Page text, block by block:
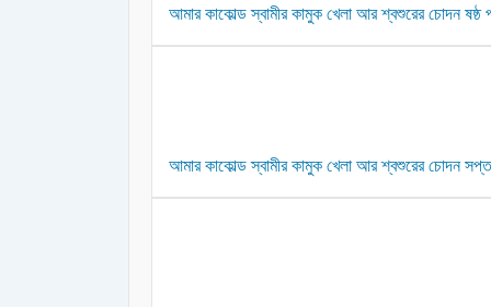
আমার কাকোল্ড স্বামীর কামুক খেলা আর শ্বশুরের চোদন ষষ্ঠ
আমার কাকোল্ড স্বামীর কামুক খেলা আর শ্বশুরের চোদন